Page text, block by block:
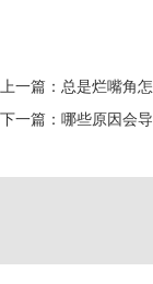
上一篇： 总是烂嘴角
下一篇： 哪些原因会